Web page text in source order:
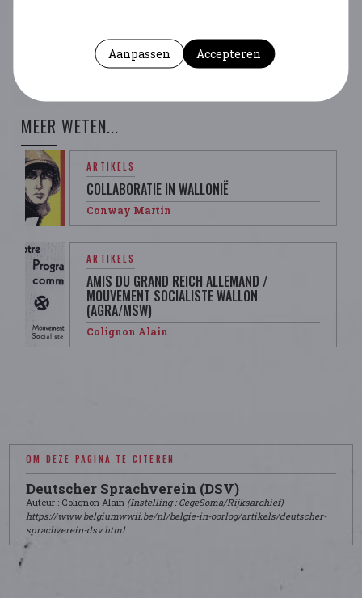
Triffaux, Jean-Marie. “Une Page d’histoire de
l’occupation Allemande à Arlon : Le Deutsche
MEER WETEN...
ARTIKELS
COLLABORATIE IN WALLONIË
Conway Martin
ARTIKELS
AMIS DU GRAND REICH ALLEMAND /
MOUVEMENT SOCIALISTE WALLON
(AGRA/MSW)
Colignon Alain
OM DEZE PAGINA TE CITEREN
Deutscher Sprachverein (DSV)
Auteur : Colignon Alain (Instelling : CegeSoma/Rijksarchief)
https://www.belgiumwwii.be/nl/belgie-in-oorlog/artikels/deutscher-
sprachverein-dsv.html
Aanpassen Accepteren